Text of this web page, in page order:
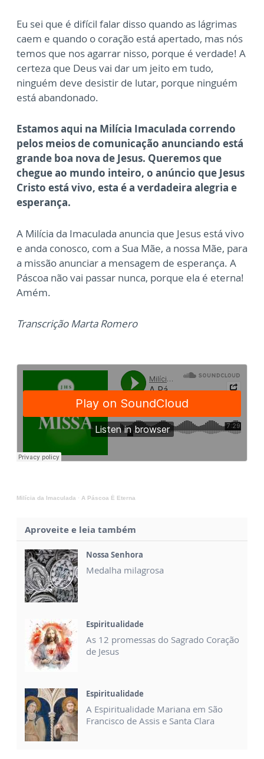
Eu sei que é difícil falar disso quando as lágrimas
caem e quando o coração está apertado, mas nós
temos que nos agarrar nisso, porque é verdade! A
certeza que Deus vai dar um jeito em tudo,
ninguém deve desistir de lutar, porque ninguém
está abandonado.
Estamos aqui na Milícia Imaculada correndo
pelos meios de comunicação anunciando está
grande boa nova de Jesus. Queremos que
chegue ao mundo inteiro, o anúncio que Jesus
Cristo está vivo, esta é a verdadeira alegria e
esperança.
A Milícia da Imaculada anuncia que Jesus está vivo
e anda conosco, com a Sua Mãe, a nossa Mãe, para
a missão anunciar a mensagem de esperança. A
Páscoa não vai passar nunca, porque ela é eterna!
Amém.
Transcrição Marta Romero
Milícia da Imaculada · A Páscoa É Eterna
Aproveite e leia também
Nossa Senhora
Medalha milagrosa
Espiritualidade
As 12 promessas do Sagrado Coração
de Jesus
Espiritualidade
A Espiritualidade Mariana em São
Francisco de Assis e Santa Clara